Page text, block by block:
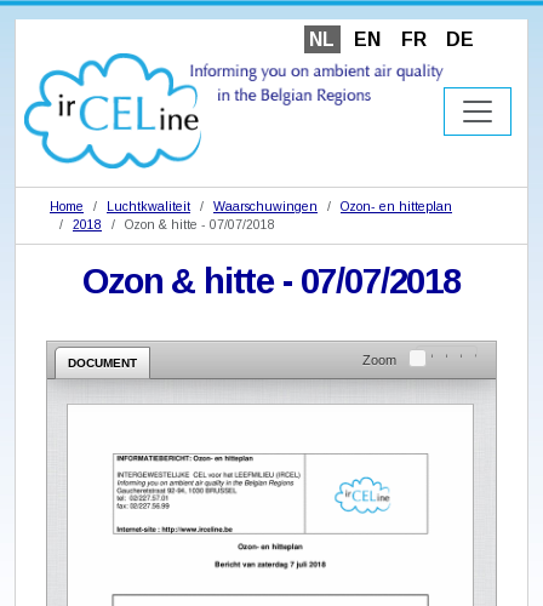
NL EN FR DE
Home Luchtkwaliteit Waarschuwingen
Ozon- en hitteplan
2018
Ozon & hitte - 07/07/2018
Ozon & hitte - 07/07/2018
DOCUMENT Zoom